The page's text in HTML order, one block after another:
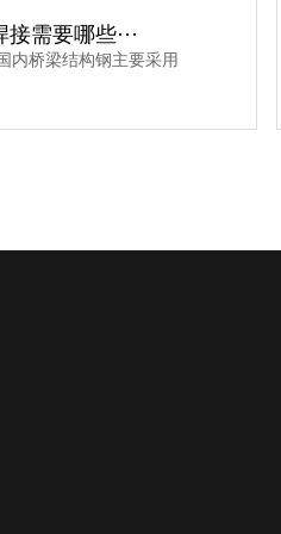
需要哪些···
内桥梁结构钢主要采用